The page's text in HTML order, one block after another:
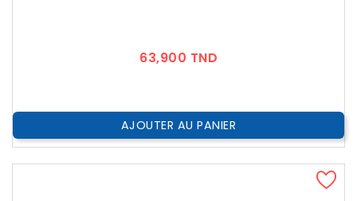
63,900 TND
AJOUTER AU PANIER